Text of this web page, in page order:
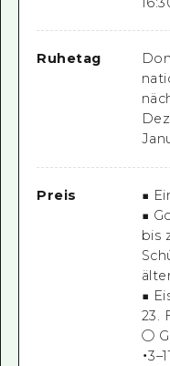
Ruhetag
Preis
■
■
bis
■
23.
○
・